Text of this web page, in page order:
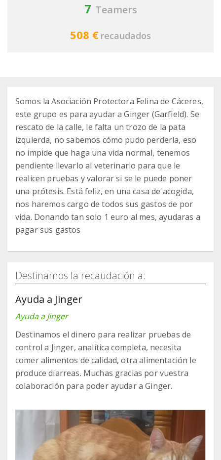
7 Teamers
508 € recaudados
Somos la Asociación Protectora Felina de Cáceres,
este grupo es para ayudar a Ginger (Garfield). Se
rescato de la calle, le falta un trozo de la pata
izquierda, no sabemos cómo pudo perderla, eso
no impide que haga una vida normal, tenemos
pendiente llevarlo al veterinario para que le
realicen pruebas y valorar si se le puede poner
una prótesis. Está feliz, en una casa de acogida,
nos haremos cargo de todos sus gastos de por
vida. Donando tan solo 1 euro al mes, ayudaras a
pagar sus gastos
Destinamos la recaudación a:
Ayuda a Jinger
Ayuda a Jinger
Destinamos el dinero para realizar pruebas de
control a Jinger, analítica completa, necesita
comer alimentos de calidad, otra alimentación le
produce diarreas. Muchas gracias por vuestra
colaboración para poder ayudar a Ginger.